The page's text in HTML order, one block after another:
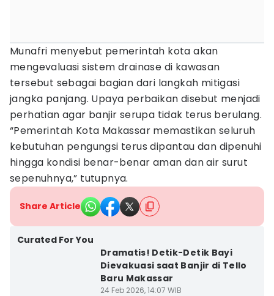
Munafri menyebut pemerintah kota akan
mengevaluasi sistem drainase di kawasan
tersebut sebagai bagian dari langkah mitigasi
jangka panjang. Upaya perbaikan disebut menjadi
perhatian agar banjir serupa tidak terus berulang.
“Pemerintah Kota Makassar memastikan seluruh
kebutuhan pengungsi terus dipantau dan dipenuhi
hingga kondisi benar-benar aman dan air surut
sepenuhnya,” tutupnya.
Share Article
Curated For You
Dramatis! Detik-Detik Bayi
Dievakuasi saat Banjir di Tello
Baru Makassar
24 Feb 2026, 14:07 WIB